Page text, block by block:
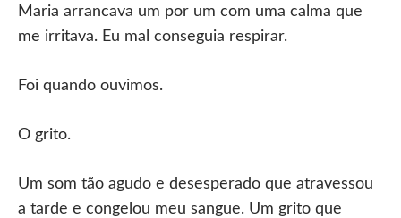
Maria arrancava um por um com uma calma que
me irritava. Eu mal conseguia respirar.
Foi quando ouvimos.
O grito.
Um som tão agudo e desesperado que atravessou
a tarde e congelou meu sangue. Um grito que